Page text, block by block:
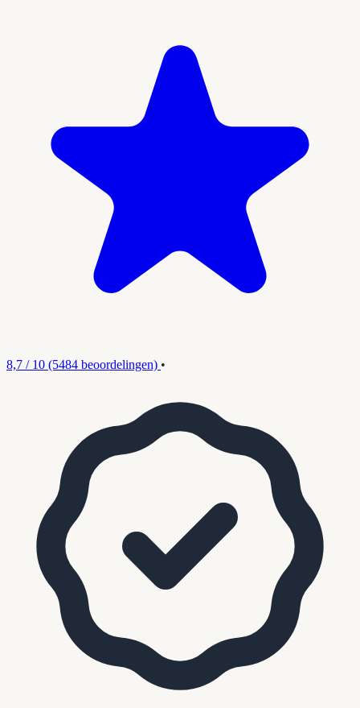
8,7 / 10 (5484 beoordelingen) •